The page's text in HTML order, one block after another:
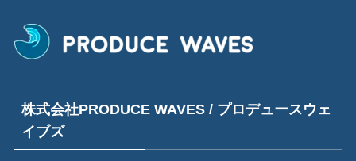
株式会社PRODUCE WAVES / プロデュースウェ
イブズ